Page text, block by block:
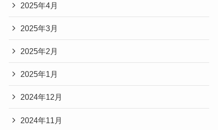
2025年4月
2025年3月
2025年2月
2025年1月
2024年12月
2024年11月